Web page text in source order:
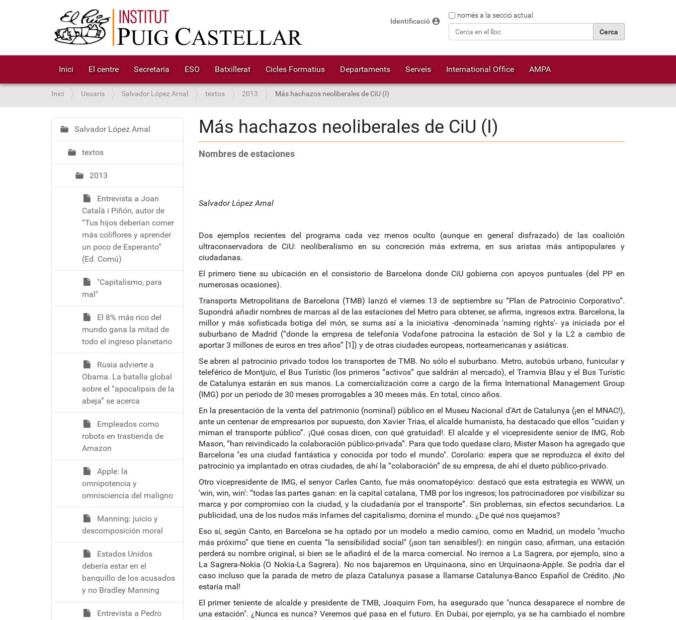
Cercanomés a la secció actual
Identificació account_circle
Inici El centre Secretaria ESO Batxillerat Cicles Formatius Departaments Serveis International Office AMPA
S
o
u
:
Inici Usuaris Salvador López Arnal textos 2013 Más hachazos neoliberales de CiU (I)
Más hachazos neoliberales de CiU (I)
Nombres de estaciones
Salvador López Arnal
Dos ejemplos recientes del programa cada vez menos oculto (aunque en general disfrazado) de las coalición
ultraconservadora de CiU: neoliberalismo en su concreción más extrema, en sus aristas más antipopulares y
ciudadanas.
El primero tiene su ubicación en el consistorio de Barcelona donde CiU gobierna con apoyos puntuales (del PP en
numerosas ocasiones).
Transports Metropolitans de Barcelona (TMB) lanzó el viernes 13 de septiembre su “Plan de Patrocinio Corporativo”.
Supondrá añadir nombres de marcas al de las estaciones del Metro para obtener, se afirma, ingresos extra. Barcelona, la
millor y más sofisticada botiga del món, se suma así a la iniciativa -denominada 'naming rights'- ya iniciada por el
suburbano de Madrid (“donde la empresa de telefonía Vodafone patrocina la estación de Sol y la L2 a cambio de
aportar 3 millones de euros en tres años” [1]) y de otras ciudades europeas, norteamericanas y asiáticas.
Se abren al patrocinio privado todos los transportes de TMB. No sólo el suburbano. Metro, autobús urbano, funicular y
teleférico de Montjuïc, el Bus Turístic (los primeros “activos” que saldrán al mercado), el Tramvia Blau y el Bus Turístic
de Catalunya estarán en sus manos. La comercialización corre a cargo de la firma International Management Group
(IMG) por un periodo de 30 meses prorrogables a 30 meses más. En total, cinco años.
En la presentación de la venta del patrimonio (nominal) público en el Museu Nacional d'Art de Catalunya (¡en el MNAC!),
ante un centenar de empresarios por supuesto, don Xavier Trias, el alcalde humanista, ha destacado que ellos “cuidan y
miman el transporte público”. ¡Qué cosas dicen, con qué gratuidad!. El alcalde y el vicepresidente senior de IMG, Rob
Mason, “han reivindicado la colaboración público-privada”. Para que todo quedase claro, Mister Mason ha agregado que
Barcelona "es una ciudad fantástica y conocida por todo el mundo". Corolario: espera que se reproduzca el éxito del
patrocinio ya implantado en otras ciudades, de ahí la “colaboración” de su empresa, de ahí el dueto público-privado.
Otro vicepresidente de IMG, el senyor Carles Canto, fue más onomatopéyico: destacó que esta estrategia es WWW, un
'win, win, win': “todas las partes ganan: en la capital catalana, TMB por los ingresos; los patrocinadores por visibilizar su
marca y por compromiso con la ciudad, y la ciudadanía por el transporte”. Sin problemas, sin efectos secundarios. La
publicidad, una de los nudos más infames del capitalismo, domina el mundo. ¿De qué nos quejamos?
Eso sí, según Canto, en Barcelona se ha optado por un modelo a medio camino, como en Madrid, un modelo "mucho
más próximo” que tiene en cuenta “la sensibilidad social" (¡son tan sensibles!): en ningún caso, afirman, una estación
perderá su nombre original, si bien se le añadirá el de la marca comercial. No iremos a La Sagrera, por ejemplo, sino a
La Sagrera-Nokia (O Nokia-La Sagrera). No nos bajaremos en Urquinaona, sino en Urquinaona-Apple. Se podría dar el
caso incluso que la parada de metro de plaza Catalunya pasase a llamarse Catalunya-Banco Español de Crédito. ¡No
estaría mal!
El primer teniente de alcalde y presidente de TMB, Joaquim Forn, ha asegurado que "nunca desaparece el nombre de
una estación". ¿Nunca es nunca? Veremos qué pasa en el futuro. En Dubai, por ejemplo, ya se ha cambiado el nombre
N
a
e
a
Salvador López Arnal
textos
2013
Entrevista a Joan
Català i Piñón, autor de
“Tus hijos deberían comer
más coliflores y aprender
un poco de Esperanto”
(Ed. Comú)
"Capitalismo, para
mal"
El 8% más rico del
mundo gana la mitad de
todo el ingreso planetario
Rusia advierte a
Obama. La batalla global
sobre el “apocalipsis de la
abeja” se acerca
Empleados como
robots en trastienda de
Amazon
Apple: la
omnipotencia y
omnisciencia del maligno
Manning: juicio y
descomposición moral
Estados Unidos
debería estar en el
banquillo de los acusados
y no Bradley Manning
Entrevista a Pedro